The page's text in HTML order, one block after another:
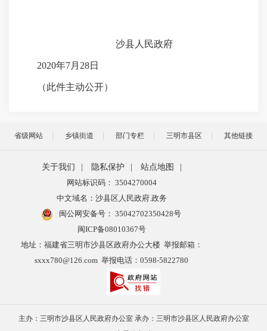
沙县人民政府
2020年7月28日
（此件主动公开）
省级网站 乡镇街道 部门专栏 三明市县区 其他链接
关于我们 隐私保护 站点地图
网站标识码： 3504270004
中文域名：沙县区人民政府.政务
闽公网安备号： 35042702350428号
闽ICP备08010367号
地址：福建省三明市沙县区政府办公大楼 举报邮箱：
sxxx780@126.com 举报电话：0598-5822780
主办：三明市沙县区人民政府办公室 承办：三明市沙县区人民政府办公室